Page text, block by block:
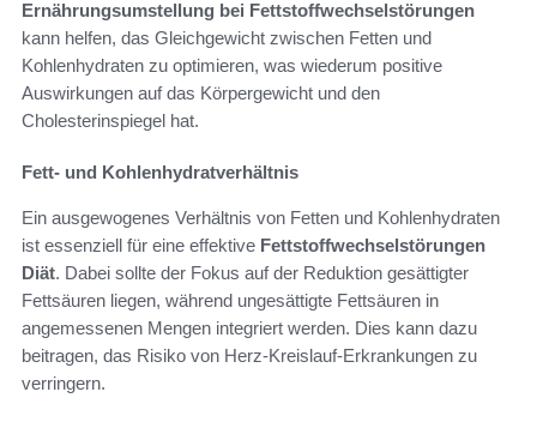
Ernährungsumstellung bei Fettstoffwechselstörungen
kann helfen, das Gleichgewicht zwischen Fetten und
Kohlenhydraten zu optimieren, was wiederum positive
Auswirkungen auf das Körpergewicht und den
Cholesterinspiegel hat.
Fett- und Kohlenhydratverhältnis
Ein ausgewogenes Verhältnis von Fetten und Kohlenhydraten
ist essenziell für eine effektive Fettstoffwechselstörungen
Diät. Dabei sollte der Fokus auf der Reduktion gesättigter
Fettsäuren liegen, während ungesättigte Fettsäuren in
angemessenen Mengen integriert werden. Dies kann dazu
beitragen, das Risiko von Herz-Kreislauf-Erkrankungen zu
verringern.